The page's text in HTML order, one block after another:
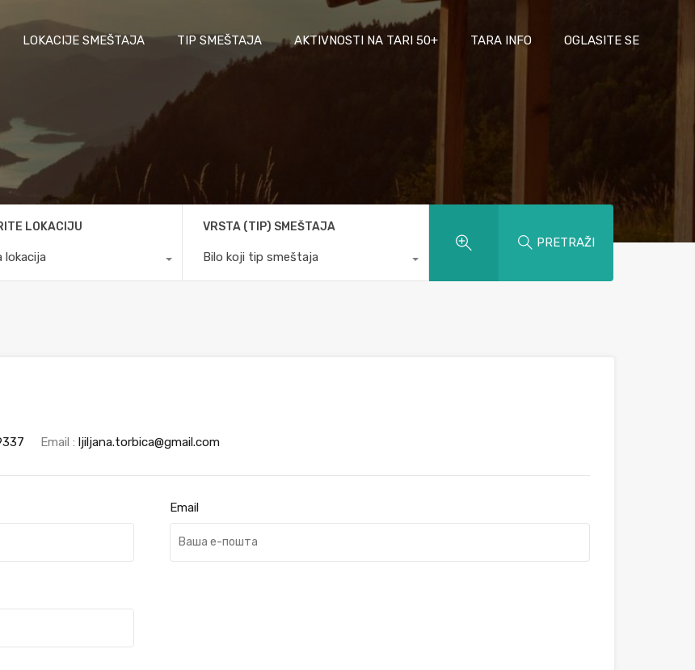
LOKACIJE SMEŠTAJA TIP SMEŠTAJA AKTIVNOSTI NA TARI 50+ TARA INFO OGLASITE SE
LOKACIJU
lokacija
VRSTA (TIP) SMEŠTAJA
Bilo koji tip smeštaja
PRETRAŽI
Email : ljiljana.torbica@gmail.com
Email